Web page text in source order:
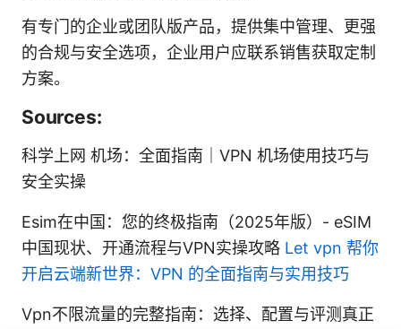
有专门的企业或团队版产品，提供集中管理、更强
的合规与安全选项，企业用户应联系销售获取定制
方案。
Sources:
科学上网 机场：全面指南｜VPN 机场使用技巧与
安全实操
Esim在中国：您的终极指南（2025年版）- eSIM
中国现状、开通流程与VPN实操攻略 Let vpn 帮你
开启云端新世界：VPN 的全面指南与实用技巧
Vpn不限流量的完整指南：选择、配置与评测真正